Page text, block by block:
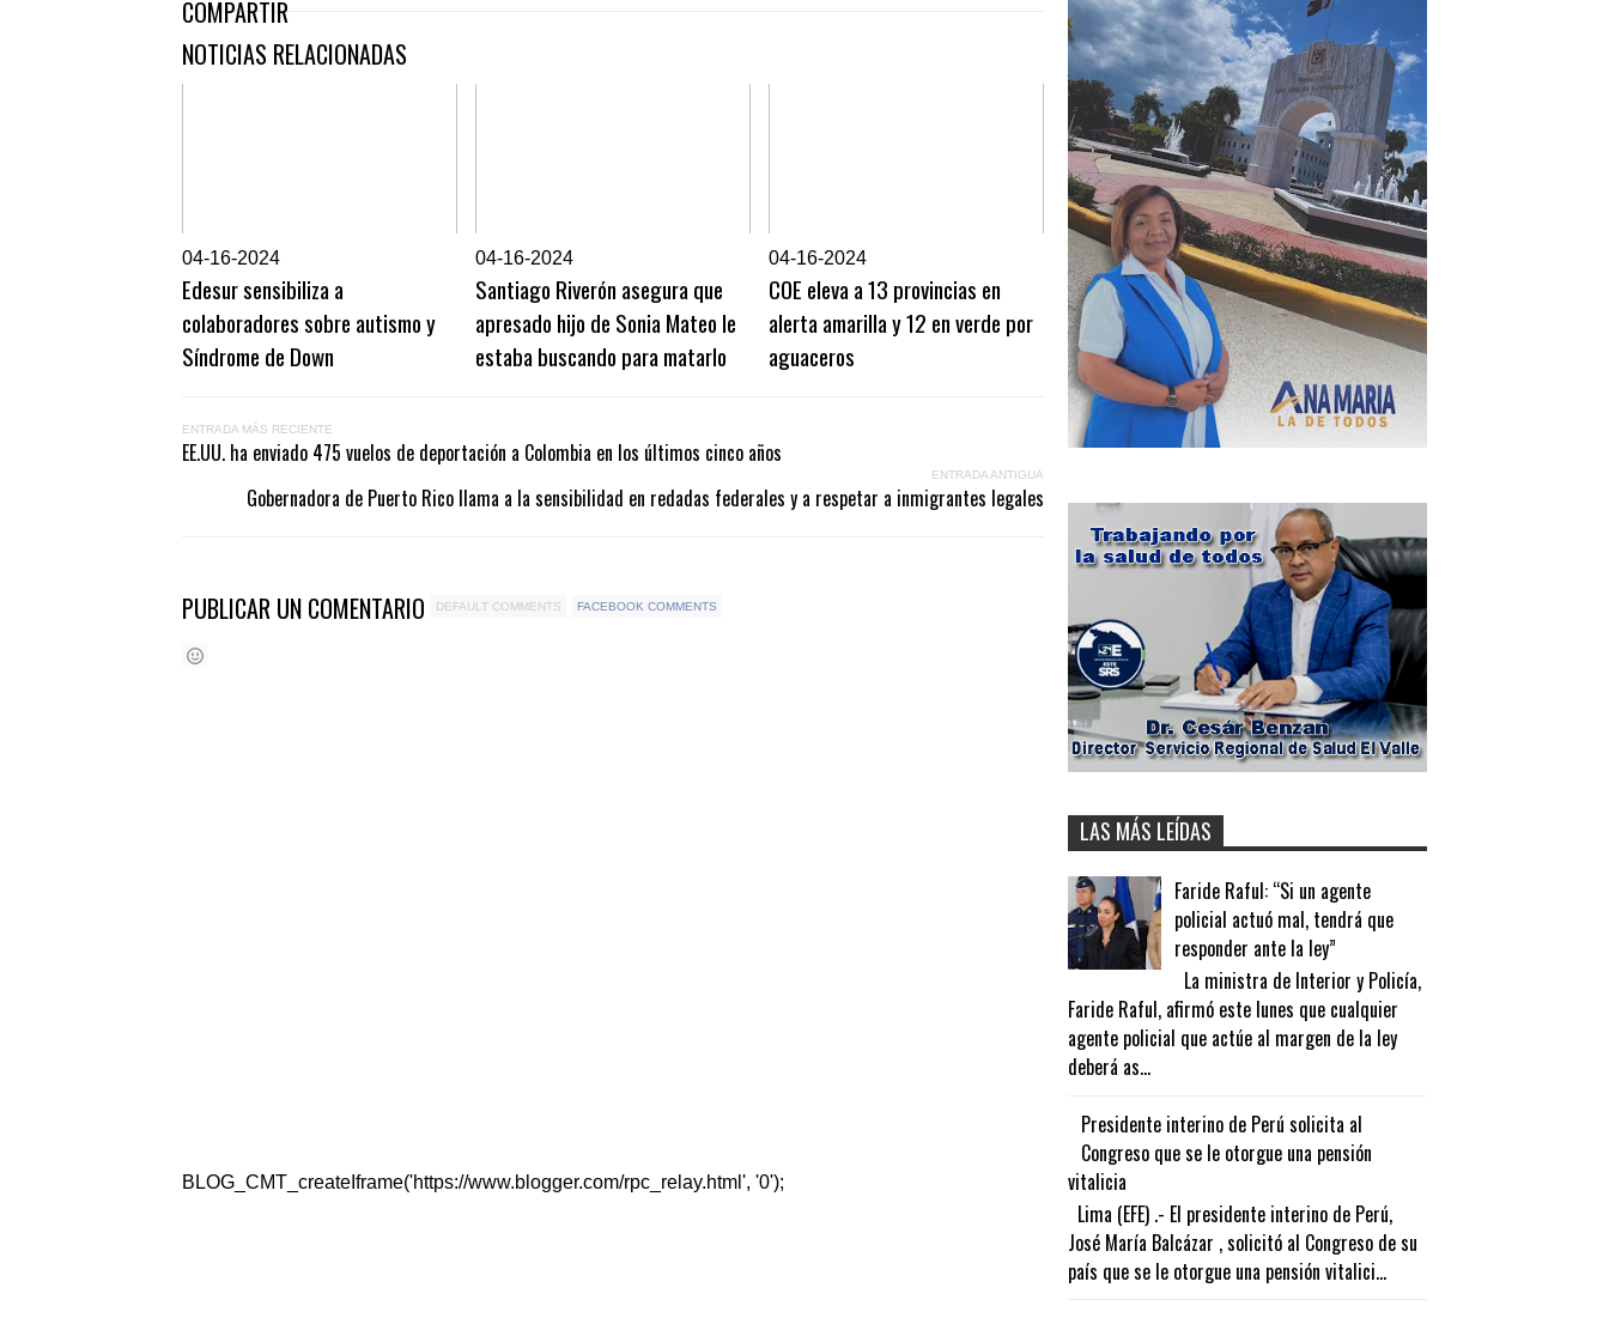
COMPARTIR
NOTICIAS RELACIONADAS
04-16-2024
Edesur sensibiliza a
colaboradores sobre autismo y
Síndrome de Down
04-16-2024
Santiago Riverón asegura que
apresado hijo de Sonia Mateo le
estaba buscando para matarlo
04-16-2024
COE eleva a 13 provincias en
alerta amarilla y 12 en verde por
aguaceros
ENTRADA MÁS RECIENTE
EE.UU. ha enviado 475 vuelos de deportación a Colombia en los últimos cinco años
ENTRADA ANTIGUA
Gobernadora de Puerto Rico llama a la sensibilidad en redadas federales y a respetar a inmigrantes legales
PUBLICAR UN COMENTARIO DEFAULT COMMENTS FACEBOOK COMMENTS
BLOG_CMT_createIframe('https://www.blogger.com/rpc_relay.html', '0');
LAS MÁS LEÍDAS
Faride Raful: “Si un agente
policial actuó mal, tendrá que
responder ante la ley”
La ministra de Interior y Policía,
Faride Raful, afirmó este lunes que cualquier
agente policial que actúe al margen de la ley
deberá as...
Presidente interino de Perú solicita al
Congreso que se le otorgue una pensión
vitalicia
Lima (EFE) .- El presidente interino de Perú,
José María Balcázar , solicitó al Congreso de su
país que se le otorgue una pensión vitalici...